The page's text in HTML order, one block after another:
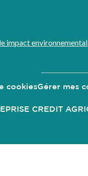
impact environnemental
cookiesGérer mes
CREDIT